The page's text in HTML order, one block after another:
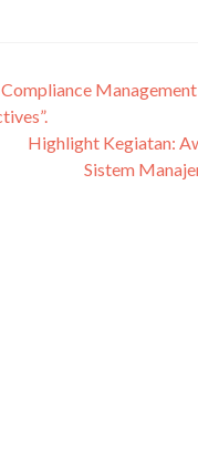
Highlight Kegiatan:
Sistem